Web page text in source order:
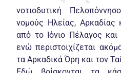
νοτιοδυτική
νομούς Ηλείας, Αρκαδίας
από το Ιόνιο Πέλαγος
ενώ περιστοιχίζεται
τα Αρκαδικά Όρη και τον